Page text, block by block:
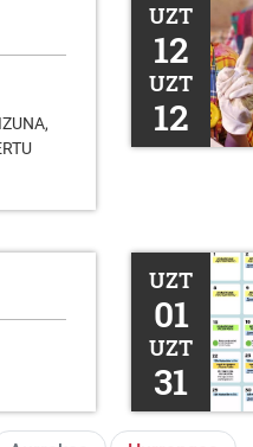
UZT
12
UZT
12
2026ko
UZT
01
UZT
31